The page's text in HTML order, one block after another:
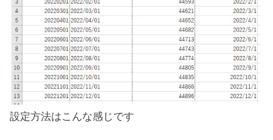
設定方法はこんな感じです